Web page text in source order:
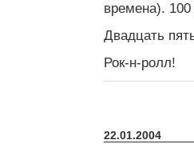
времена).
Двадцать
Рок-н-ролл!
22.01.2004